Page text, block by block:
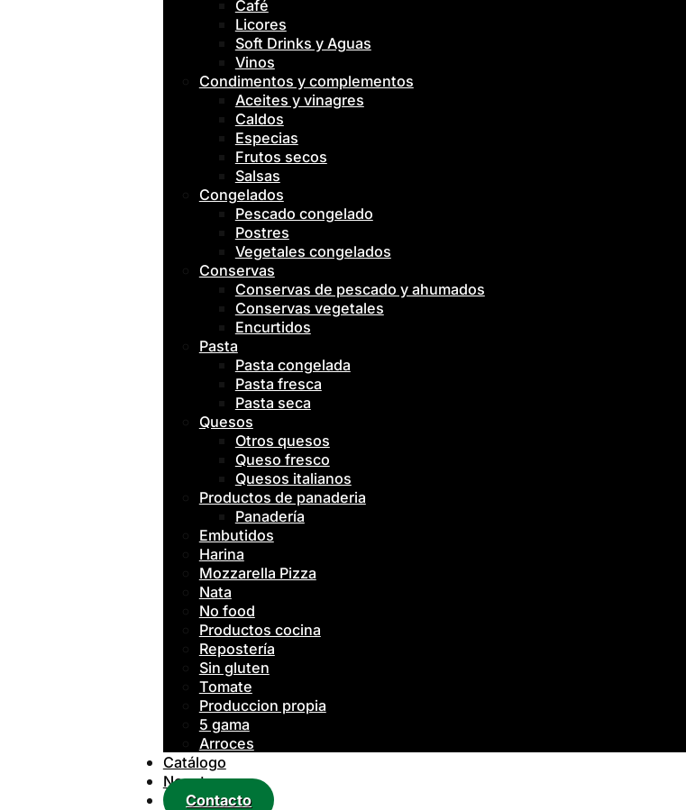
Café
Licores
Soft Drinks y Aguas
Vinos
Condimentos y complementos
Aceites y vinagres
Caldos
Especias
Frutos secos
Salsas
Congelados
Pescado congelado
Postres
Vegetales congelados
Conservas
Conservas de pescado y ahumados
Conservas vegetales
Encurtidos
Pasta
Pasta congelada
Pasta fresca
Pasta seca
Quesos
Otros quesos
Queso fresco
Quesos italianos
Productos de panaderia
Panadería
Embutidos
Harina
Mozzarella Pizza
Nata
No food
Productos cocina
Repostería
Sin gluten
Tomate
Produccion propia
5 gama
Arroces
Catálogo
Nosotros
Contacto